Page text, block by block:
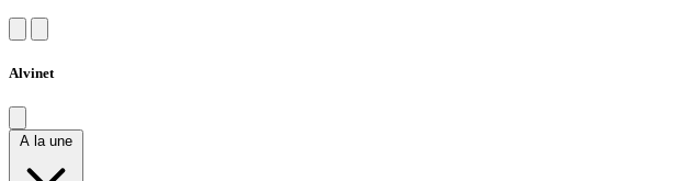
Alvinet
A la une